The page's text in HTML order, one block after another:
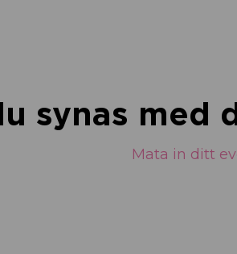
synas med
Mata in ditt